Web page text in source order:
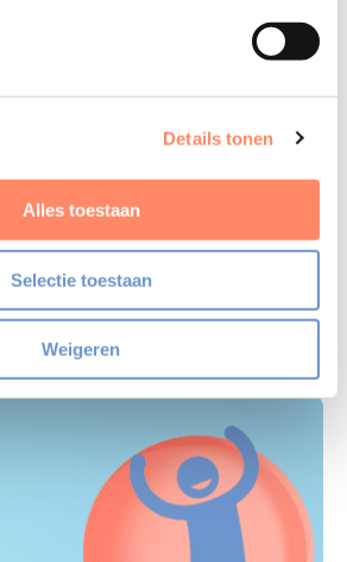
Details tonen
Alles toestaan
Selectie toestaan
Weigeren
en wij zetten de lead door naar
de kandidaat en brengt kantoor en
aan de slag willen met een
het werken-lerentraject van Markus
de studie door de werkgever